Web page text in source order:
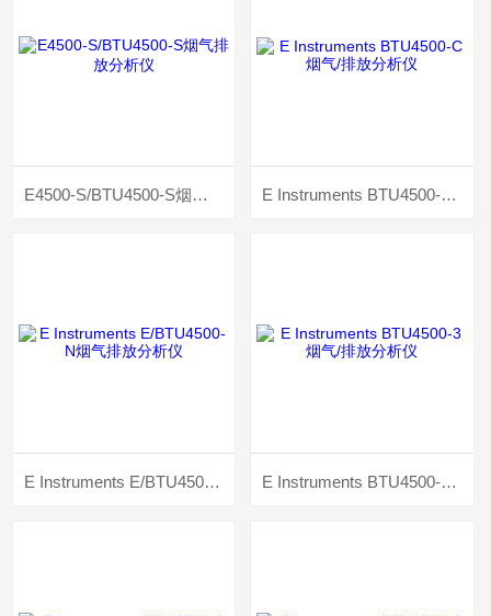
E4500-S/BTU4500-S烟气排放分析仪 E Instruments BTU4500-C烟气/排放分析仪
E Instruments E/BTU4500-N烟气排放分析仪 E Instruments BTU4500-3烟气/排放分析仪